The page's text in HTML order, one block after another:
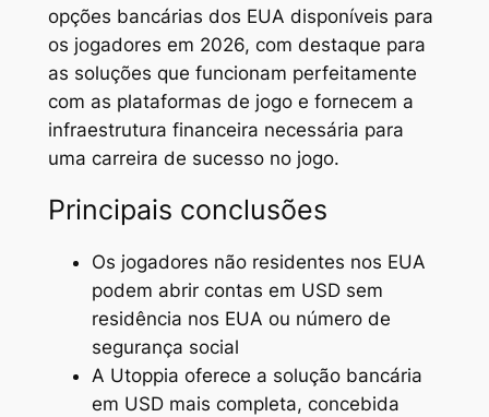
opções bancárias dos EUA disponíveis para
os jogadores em 2026, com destaque para
as soluções que funcionam perfeitamente
com as plataformas de jogo e fornecem a
infraestrutura financeira necessária para
uma carreira de sucesso no jogo.
Principais conclusões
Os jogadores não residentes nos EUA
podem abrir contas em USD sem
residência nos EUA ou número de
segurança social
A Utoppia oferece a solução bancária
em USD mais completa, concebida